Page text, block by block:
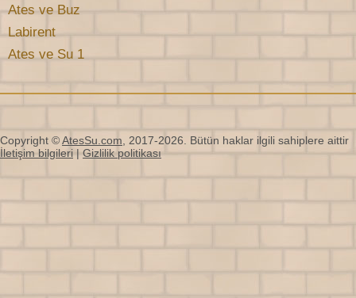
Ates ve Buz
Labirent
Ates ve Su 1
Copyright ©AtesSu.com , 2017-2026. Bütün haklar ilgili sahiplere aittir
İletişim bilgileri | Gizlilik politikası